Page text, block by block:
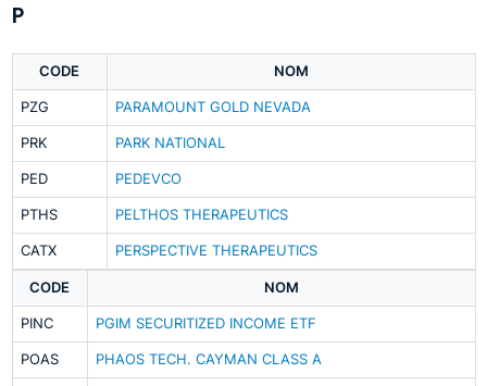
P
CODE NOM
PZG PARAMOUNT GOLD NEVADA
PRK PARK NATIONAL
PED PEDEVCO
PTHS PELTHOS THERAPEUTICS
CATX PERSPECTIVE THERAPEUTICS
CODE NOM
PINC PGIM SECURITIZED INCOME ETF
POAS PHAOS TECH. CAYMAN CLASS A